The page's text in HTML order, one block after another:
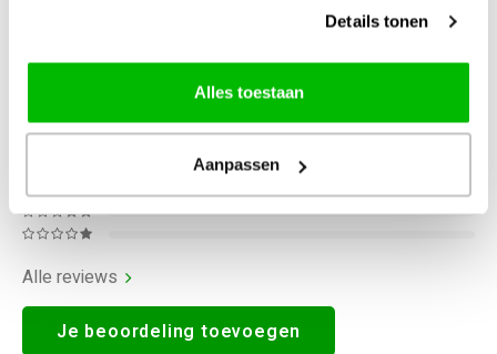
Details tonen
Alles toestaan
Aanpassen
BEOORDELINGEN
Alle reviews
Je beoordeling toevoegen